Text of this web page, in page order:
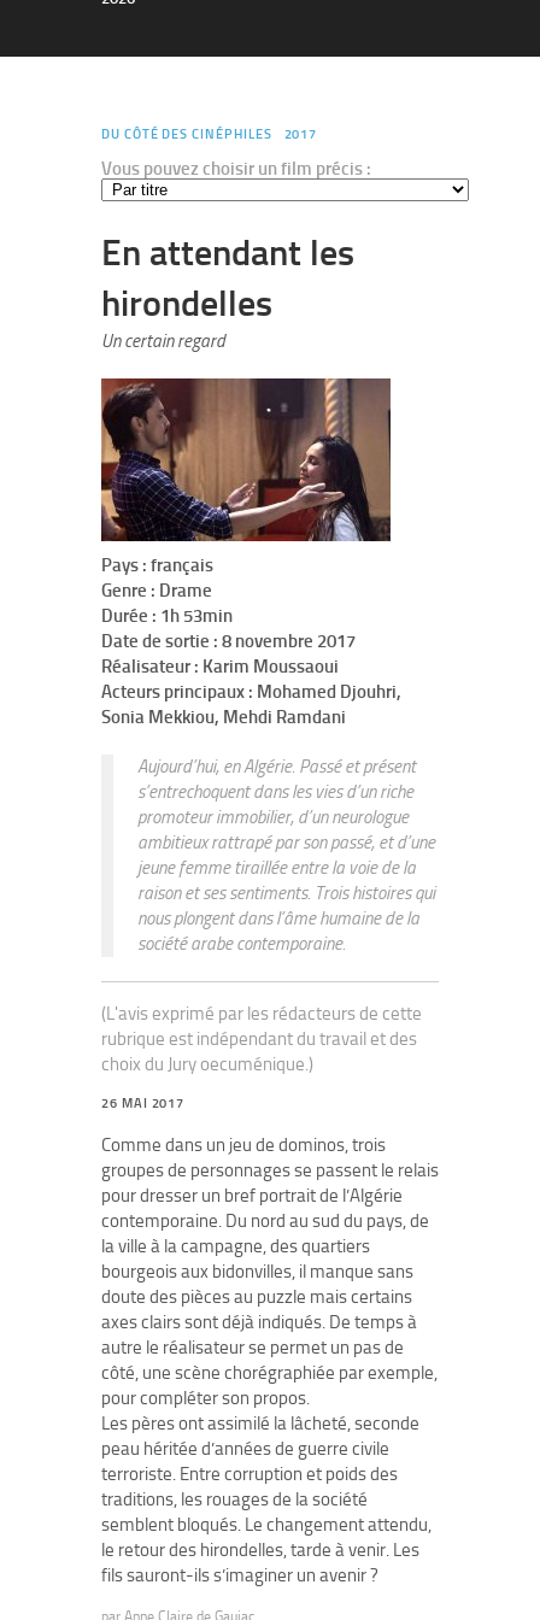
DU CÔTÉ DES CINÉPHILES 2017
Vous pouvez choisir un film précis :
En attendant les
hirondelles
Un certain regard
Pays : français
Genre : Drame
Durée : 1h 53min
Date de sortie : 8 novembre 2017
Réalisateur : Karim Moussaoui
Acteurs principaux : Mohamed Djouhri,
Sonia Mekkiou, Mehdi Ramdani
Aujourd’hui, en Algérie. Passé et présent
s’entrechoquent dans les vies d’un riche
promoteur immobilier, d’un neurologue
ambitieux rattrapé par son passé, et d’une
jeune femme tiraillée entre la voie de la
raison et ses sentiments. Trois histoires qui
nous plongent dans l’âme humaine de la
société arabe contemporaine.
(L'avis exprimé par les rédacteurs de cette
rubrique est indépendant du travail et des
choix du Jury oecuménique.)
26 MAI 2017
Comme dans un jeu de dominos, trois
groupes de personnages se passent le relais
pour dresser un bref portrait de l’Algérie
contemporaine. Du nord au sud du pays, de
la ville à la campagne, des quartiers
bourgeois aux bidonvilles, il manque sans
doute des pièces au puzzle mais certains
axes clairs sont déjà indiqués. De temps à
autre le réalisateur se permet un pas de
côté, une scène chorégraphiée par exemple,
pour compléter son propos.
Les pères ont assimilé la lâcheté, seconde
peau héritée d’années de guerre civile
terroriste. Entre corruption et poids des
traditions, les rouages de la société
semblent bloqués. Le changement attendu,
le retour des hirondelles, tarde à venir. Les
fils sauront-ils s’imaginer un avenir ?
par Anne Claire de Gaujac